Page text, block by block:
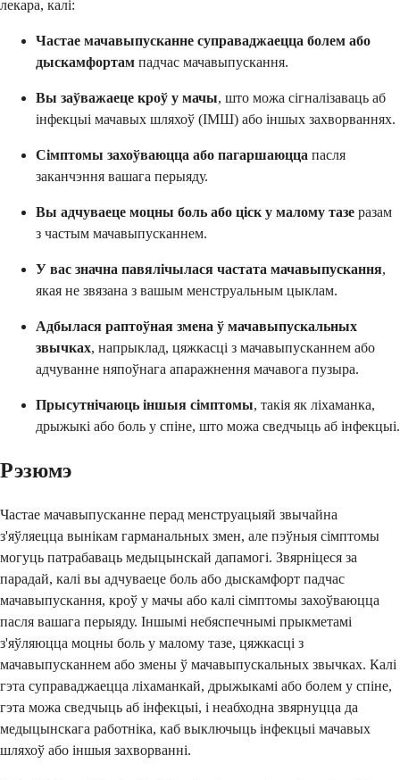
лекара, калі:
Частае мачавыпусканне суправаджаецца болем або
дыскамфортам падчас мачавыпускання.
Вы заўважаеце кроў у мачы, што можа сігналізаваць аб
інфекцыі мачавых шляхоў (ІМШ) або іншых захворваннях.
Сімптомы захоўваюцца або пагаршаюцца пасля
заканчэння вашага перыяду.
Вы адчуваеце моцны боль або ціск у малому тазе разам
з частым мачавыпусканнем.
У вас значна павялічылася частата мачавыпускання,
якая не звязана з вашым менструальным цыклам.
Адбылася раптоўная змена ў мачавыпускальных
звычках, напрыклад, цяжкасці з мачавыпусканнем або
адчуванне няпоўнага апаражнення мачавога пузыра.
Прысутнічаюць іншыя сімптомы, такія як ліхаманка,
дрыжыкі або боль у спіне, што можа сведчыць аб інфекцыі.
Рэзюмэ
Частае мачавыпусканне перад менструацыяй звычайна
з'яўляецца вынікам гарманальных змен, але пэўныя сімптомы
могуць патрабаваць медыцынскай дапамогі. Звярніцеся за
парадай, калі вы адчуваеце боль або дыскамфорт падчас
мачавыпускання, кроў у мачы або калі сімптомы захоўваюцца
пасля вашага перыяду. Іншымі небяспечнымі прыкметамі
з'яўляюцца моцны боль у малому тазе, цяжкасці з
мачавыпусканнем або змены ў мачавыпускальных звычках. Калі
гэта суправаджаецца ліхаманкай, дрыжыкамі або болем у спіне,
гэта можа сведчыць аб інфекцыі, і неабходна звярнуцца да
медыцынскага работніка, каб выключыць інфекцыі мачавых
шляхоў або іншыя захворванні.